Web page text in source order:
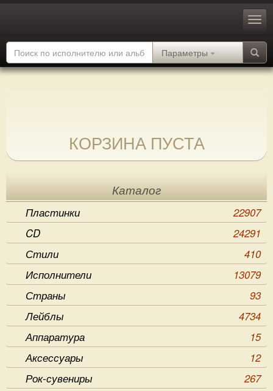
Параметры
КОРЗИНА ПУСТА
Каталог
Пластинки
22907
CD
24291
Стили
410
Исполнители
13079
Страны
93
Лейблы
4734
Аппаратура
15
Аксессуары
12
Рок-сувениры
267